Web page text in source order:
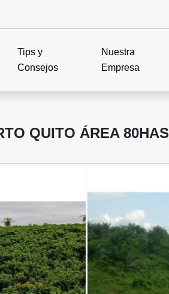
Tips y
Consejos
Nuestra
Empresa
QUITO ÁREA 80HAS